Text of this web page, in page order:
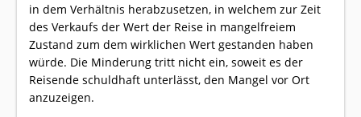
in dem Verhältnis herabzusetzen, in welchem zur Zeit
des Verkaufs der Wert der Reise in mangelfreiem
Zustand zum dem wirklichen Wert gestanden haben
würde. Die Minderung tritt nicht ein, soweit es der
Reisende schuldhaft unterlässt, den Mangel vor Ort
anzuzeigen.